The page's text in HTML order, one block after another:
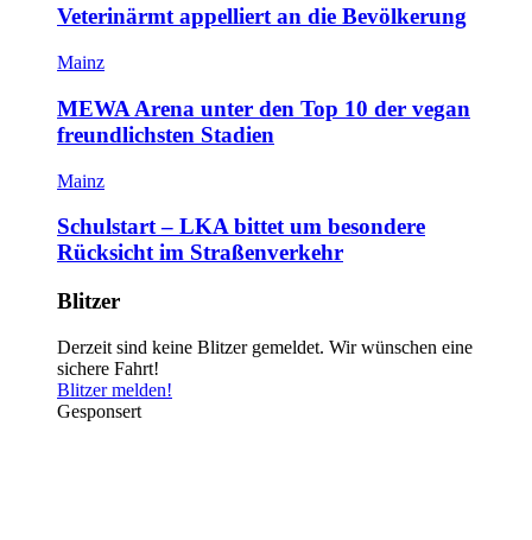
Veterinärmt appelliert an die Bevölkerung
Mainz
MEWA Arena unter den Top 10 der vegan
freundlichsten Stadien
Mainz
Schulstart – LKA bittet um besondere
Rücksicht im Straßenverkehr
Blitzer
Derzeit sind keine Blitzer gemeldet. Wir wünschen eine
sichere Fahrt!
Blitzer melden!
Gesponsert